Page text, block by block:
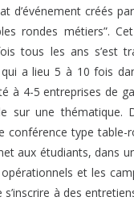
d’événement créés
rondes métiers”.
tous les ans s’est
a lieu 5 à 10 fois
à 4-5 entreprises de
sur une thématique.
conférence type table-
aux étudiants, dans
opérationnels et les
à des